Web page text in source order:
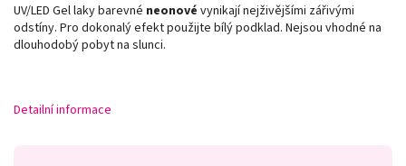
UV/LED Gel laky barevné neonové vynikají nejživějšími zářivými
odstíny. Pro dokonalý efekt použijte bílý podklad. Nejsou vhodné na
dlouhodobý pobyt na slunci.
Detailní informace